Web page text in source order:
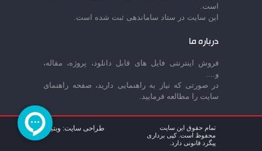
است.
این سایت در ستاد ساماندهی ثبت شده است.
درباره ما
فروش اینترنتی فایل های قابل دانلود، پروژه، مقاله،
و....
در صورتی که نیاز به راهنمایی دارید، صفحه راهنمای
سایت را مطالعه فرمایید.
تمام حقوق این سایت
محفوظ است. کپی برداری
پیگرد قانونی دارد.
طراحی سایت: وبتینا